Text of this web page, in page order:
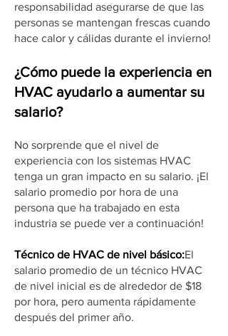
responsabilidad asegurarse de que las
personas se mantengan frescas cuando
hace calor y cálidas durante el invierno!
¿Cómo puede la experiencia en
HVAC ayudarlo a aumentar su
salario?
No sorprende que el nivel de
experiencia con los sistemas HVAC
tenga un gran impacto en su salario. ¡El
salario promedio por hora de una
persona que ha trabajado en esta
industria se puede ver a continuación!
Técnico de HVAC de nivel básico:El
salario promedio de un técnico HVAC
de nivel inicial es de alrededor de $18
por hora, pero aumenta rápidamente
después del primer año.